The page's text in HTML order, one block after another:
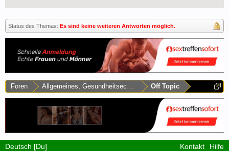
Status des Themas: Es sind keine weiteren Antworten möglich.
Foren Allgemeines, Gesundheitsecke & Umfragen
Off Topic
Deutsch [Du] Kontakt Hilfe